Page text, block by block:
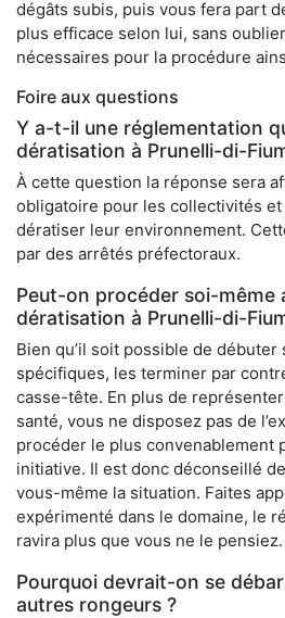
dégâts subis, puis vous fera part
plus efficace selon lui, sans
nécessaires pour la procédure
Foire aux questions
Y a-t-il une réglementation
dératisation à Prunelli-di-
À cette question la réponse sera
obligatoire pour les collectivités
dératiser leur environnement.
par des arrêtés préfectoraux.
Peut-on procéder soi-même
dératisation à Prunelli-di-
Bien qu’il soit possible de
spécifiques, les terminer par
casse-tête. En plus de
santé, vous ne disposez pas de
procéder le plus convenablement
initiative. Il est donc déconseillé
vous-même la situation. Faites
expérimenté dans le domaine, le
ravira plus que vous ne le pensiez.
Pourquoi devrait-on se
autres rongeurs ?